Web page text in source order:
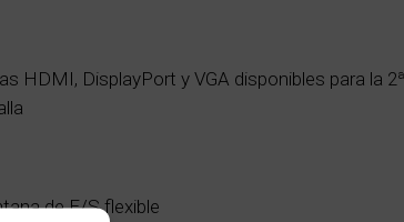
HDMI, DisplayPort y VGA disponibles para la 2ª
de E/S flexible